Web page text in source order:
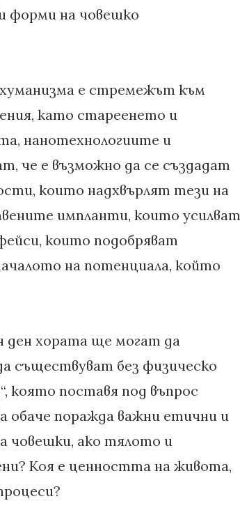
форми на човешко
е стремежът към
като стареенето и
нанотехнологиите и
че е възможно да се създадат
които надхвърлят тези на
импланти, които усилват
които подобряват
на потенциала, който
ден хората ще могат да
съществуват без физическо
която поставя под въпрос
поражда важни етични и
човешки, ако тялото и
Коя е ценността на живота,